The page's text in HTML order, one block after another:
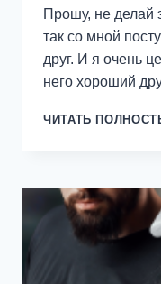
Прошу, не делай
так со мной
друг. И я очень
него хороший
ЧИТАТЬ